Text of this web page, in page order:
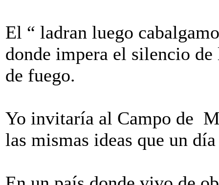
El “ ladran luego
donde impera el silencio de
de fuego.
Yo invitaría al Campo de
las mismas ideas que un